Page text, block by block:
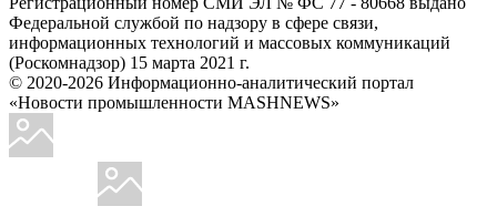
Федеральной службой по надзору в сфере связи,
информационных технологий и массовых коммуникаций
(Роскомнадзор) 15 марта 2021 г.
© 2020-2026 Информационно-аналитический портал
«Новости промышленности MASHNEWS»